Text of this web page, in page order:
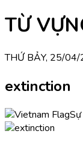
TỪ
THỨ BẢY, 25/
extinction